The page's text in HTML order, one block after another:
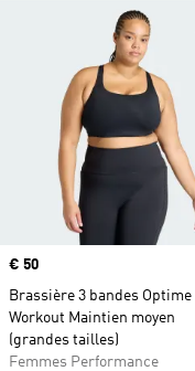
Prix
€ 50
Brassière 3 bandes Optime
Workout Maintien moyen
(grandes tailles)
Femmes Performance